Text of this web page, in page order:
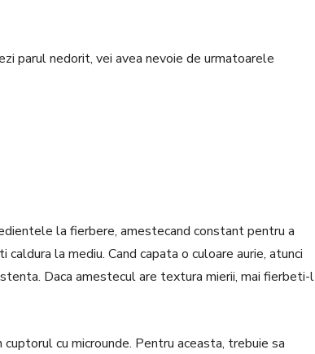
parul nedorit, vei avea nevoie de urmatoarele
la fierbere, amestecand constant pentru a
caldura la mediu. Cand capata o culoare aurie, atunci
Daca amestecul are textura mierii, mai fierbeti-l
cu microunde. Pentru aceasta, trebuie sa